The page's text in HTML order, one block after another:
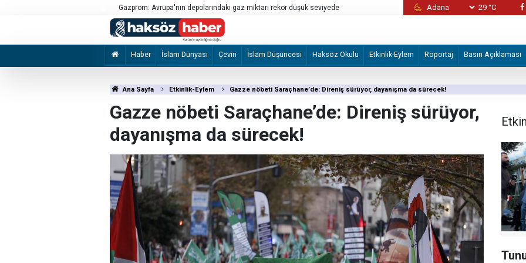
İzmir merkezli suç örgütü operasyonunda yakalanan 28 şüpheli tutuklandı
İslam İşbirliği Teşkilatı, Mekke Ortak
29 °C
Haber İslam Dünyası Çeviri İslam Düşüncesi Haksöz Okulu Etkinlik-Eylem Röportaj Basın Açıklaması
Ana Sayfa Etkinlik-Eylem Gazze nöbeti Saraçhane’de: Direniş sürüyor, dayanışma da sürecek!
Gazze nöbeti Saraçhane’de: Direniş sürüyor,
dayanışma da sürecek!